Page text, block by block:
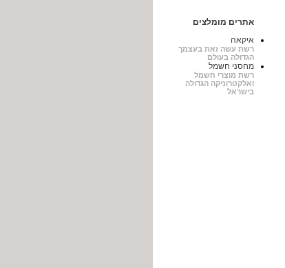
אתרים מומלצים
איקאה
רשת עשה זאת בעצמך
הגדולה בעולם
מחסני חשמל
רשת מוצרי חשמל
ואלקטרוניקה הגדולה
בישראל